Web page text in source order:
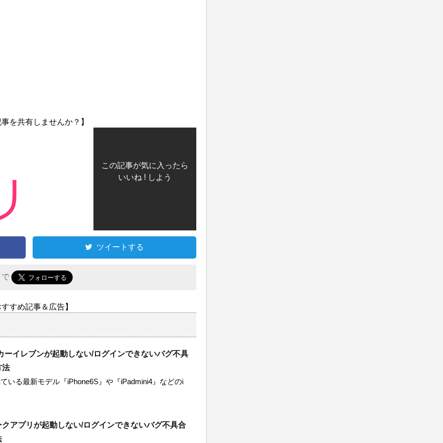
を共有しませんか？】
この記事が気に入ったら
いいね ! しよう
ツイートする
で
すめ記事＆広告】
ーイレブンが起動しない/ログインできないバグ不具
法
る最新モデル『iPhone6S』や『iPadmini4』などのi
アプリが起動しない/ログインできないバグ不具合